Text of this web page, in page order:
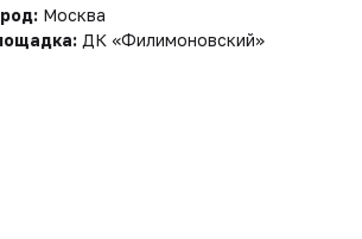
Москва
ДК «Филимоновский»